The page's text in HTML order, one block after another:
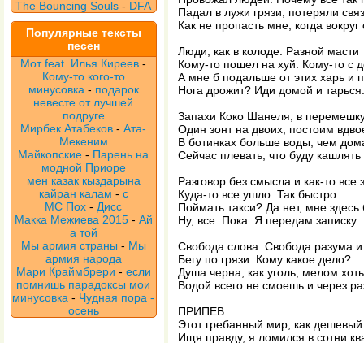
The Bouncing Souls - DFA
Популярные тексты
песен
Мот feat. Илья Киреев -
Кому-то кого-то
минусовка - подарок
невесте от лучшей
подруге
Мирбек Атабеков -Ата-
Мекеним
Майкопские - Парень на
модной Приоре
мен казак кыздарына
кайран калам - с
МС Пох - Дисс
Макка Межиева 2015 - Ай
а той
Мы армия страны - Мы
армия народа
Мари Краймбрери - если
помнишь парадоксы мои
минусовка - Чудная пора -
осень
Падал в лужи грязи, потеряли
Как не пропасть мне, когда
Люди, как в колоде. Разной масти
Кому-то пошел на хуй. Кому-то с
А мне б подальше от этих харь и
Нога дрожит? Иди домой и тарься.
Запахи Коко Шанеля, в
Один зонт на двоих, постоим
В ботинках больше воды, чем
Сейчас плевать, что буду
Разговор без смысла и как-то все
Куда-то все ушло. Так быстро.
Поймать такси? Да нет, мне здесь
Ну, все. Пока. Я передам записку.
Свобода слова. Свобода разума и
Бегу по грязи. Кому какое дело?
Душа черна, как уголь, мелом
Водой всего не смоешь и через
ПРИПЕВ
Этот гребанный мир, как дешевый
Ищя правду, я ломился в сотни